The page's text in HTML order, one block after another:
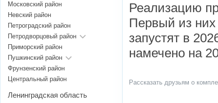
Реализацию
Первый из них
запустят в
намечено на
Рассказать друзьям о
Московский район
Невский район
Петроградский район
Петродворцовый район
Приморский район
Пушкинский район
Фрунзенский район
Центральный район
Ленинградская область